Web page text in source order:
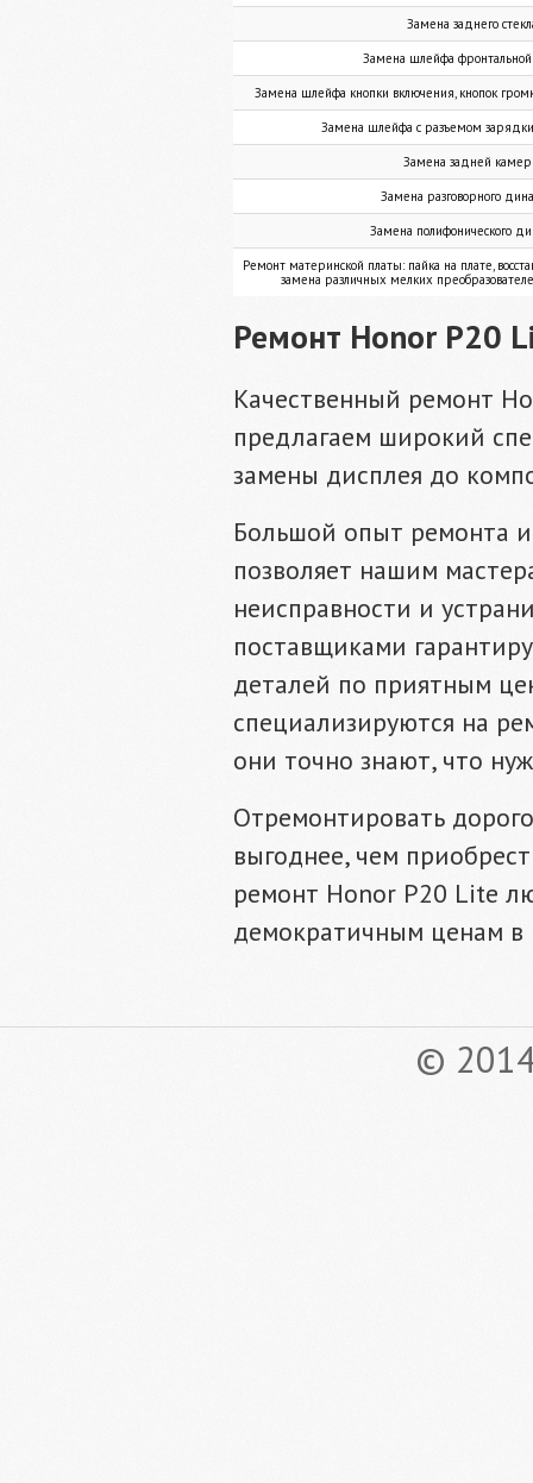
Замена заднего
Замена шлейфа
Замена шлейфа кнопки включения, кнопок
Замена шлейфа с разъемом
Замена задней
Замена разговорного
Замена полифонического
Ремонт материнской платы: пайка на плате,
замена различных мелких
Ремонт Honor P20
Качественный ремонт
предлагаем широкий
замены дисплея до
Большой опыт ремонта
позволяет нашим
неисправности и
поставщиками
деталей по приятным
специализируются на
они точно знают, что
Отремонтировать
выгоднее, чем
ремонт Honor P20 Lite
демократичным ценам в
©